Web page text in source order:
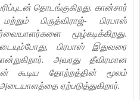
தொடங்குகிறது. கான்சார்
பிருத்விராஜ்- பிரபாஸ்
மூழ்கடிக்கிறது.‌
பிரபாஸ் இதுவரை
அவரது தீவிரமான
கூடிய தோற்றத்தின் மூலம்
ஏற்படுத்துகிறார்.